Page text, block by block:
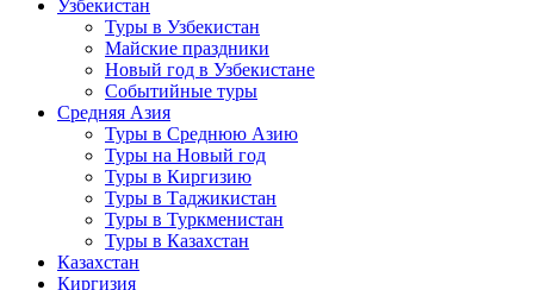
Узбекистан
Туры в Узбекистан
Майские праздники
Новый год в Узбекистане
Событийные туры
Средняя Азия
Туры в Среднюю Азию
Туры на Новый год
Туры в Киргизию
Туры в Таджикистан
Туры в Туркменистан
Туры в Казахстан
Казахстан
Киргизия